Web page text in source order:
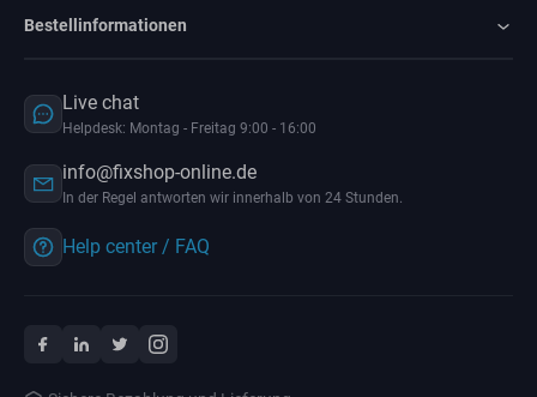
Bestellinformationen
Live chat
Helpdesk: Montag - Freitag 9:00 - 16:00
info@fixshop-online.de
In der Regel antworten wir innerhalb von 24 Stunden.
Help center / FAQ